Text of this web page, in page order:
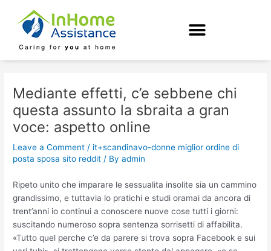
content
Mediante effetti, c’e sebbene chi
questa assunto la sbraita a gran
voce: aspetto online
Leave a Comment / it+scandinavo-donne miglior ordine di
posta sposa sito reddit / Byadmin
Ripeto unito che imparare le sessualita insolite sia un cammino
grandissimo, e tuttavia lo pratichi e studi oramai da ancora di
trent’anni io continui a conoscere nuove cose tutti i giorni:
suscitando numeroso sopra sentenza sorrisetti di affabilita.
«Tutto quel perche c’e da parere si trova sopra Facebook e sui
navigation